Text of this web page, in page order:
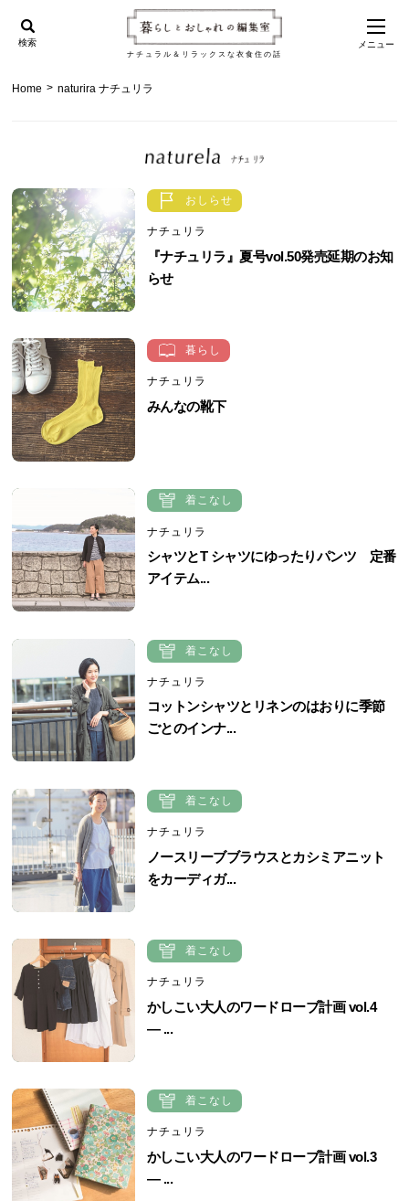
ナチュラル＆リラックスな衣食住の話
検索 メニュー
Home > naturira ナチュリラ
おしらせ
ナチュリラ
『ナチュリラ』夏号vol.50発売延期のお知
らせ
暮らし
ナチュリラ
みんなの靴下
着こなし
ナチュリラ
シャツとT シャツにゆったりパンツ 定番
アイテム...
着こなし
ナチュリラ
コットンシャツとリネンのはおりに季節
ごとのインナ...
着こなし
ナチュリラ
ノースリーブブラウスとカシミアニット
をカーディガ...
着こなし
ナチュリラ
かしこい大人のワードローブ計画 vol.4
― ...
着こなし
ナチュリラ
かしこい大人のワードローブ計画 vol.3
― ...